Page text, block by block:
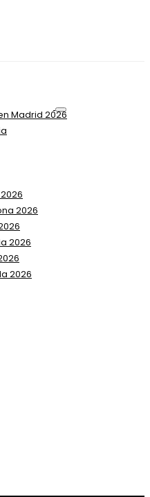
Madrid 2026
2026
2026
2026